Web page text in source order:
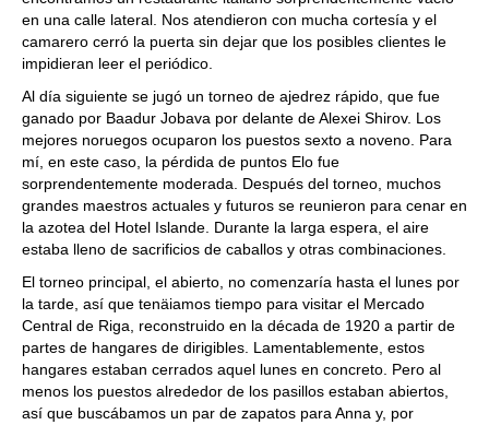
en una calle lateral. Nos atendieron con mucha cortesía y el
camarero cerró la puerta sin dejar que los posibles clientes le
impidieran leer el periódico.
Al día siguiente se jugó un torneo de ajedrez rápido, que fue
ganado por Baadur Jobava por delante de Alexei Shirov. Los
mejores noruegos ocuparon los puestos sexto a noveno. Para
mí, en este caso, la pérdida de puntos Elo fue
sorprendentemente moderada. Después del torneo, muchos
grandes maestros actuales y futuros se reunieron para cenar en
la azotea del Hotel Islande. Durante la larga espera, el aire
estaba lleno de sacrificios de caballos y otras combinaciones.
El torneo principal, el abierto, no comenzaría hasta el lunes por
la tarde, así que tenäiamos tiempo para visitar el Mercado
Central de Riga, reconstruido en la década de 1920 a partir de
partes de hangares de dirigibles. Lamentablemente, estos
hangares estaban cerrados aquel lunes en concreto. Pero al
menos los puestos alrededor de los pasillos estaban abiertos,
así que buscábamos un par de zapatos para Anna y, por